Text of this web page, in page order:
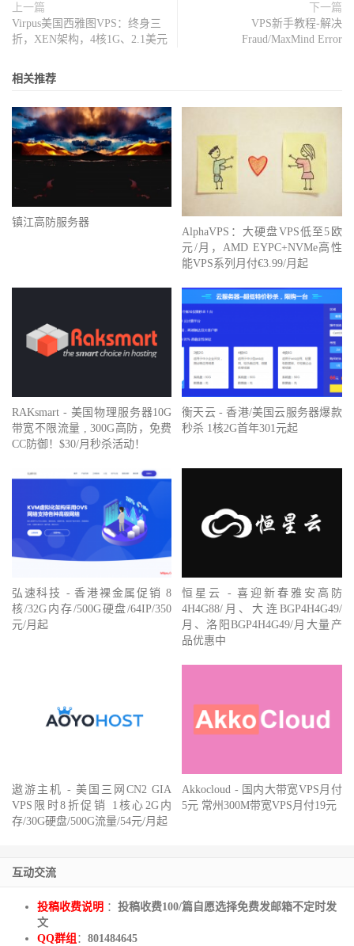
上一篇
Virpus美国西雅图VPS：终身三
折，XEN架构，4核1G、2.1美元
下一篇
VPS新手教程-解决
Fraud/MaxMind Error
相关推荐
镇江高防服务器
AlphaVPS：大硬盘VPS低至5欧
元/月，AMD EYPC+NVMe高性
能VPS系列月付€3.99/月起
RAKsmart - 美国物理服务器10G
带宽不限流量 , 300G高防，免费
CC防御！$30/月秒杀活动！
衡天云 - 香港/美国云服务器爆款
秒杀 1核2G首年301元起
弘速科技 - 香港裸金属促销 8
核/32G内存/500G硬盘/64IP/350
元/月起
恒星云 - 喜迎新春雅安高防
4H4G88/月、大连BGP4H4G49/
月、洛阳BGP4H4G49/月大量产
品优惠中
遨游主机 - 美国三网CN2 GIA
VPS限时8折促销 1核心2G内
存/30G硬盘/500G流量/54元/月起
Akkocloud - 国内大带宽VPS月付
5元 常州300M带宽VPS月付19元
互动交流
投稿收费说明 ： 投稿收费100/篇自愿选择免费发邮箱不定时发
文
QQ群组 ： 801484645